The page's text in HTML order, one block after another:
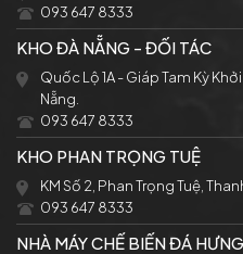
093 647 8333
KHO ĐÀ NẴNG - ĐỐI TÁC
Quốc Lộ 1A - Giáp Tam Kỳ
Nẵng.
093 647 8333
KHO PHAN TRỌNG TUỆ
KM Số 2, Phan Trọng Tuệ,
093 647 8333
NHÀ MÁY CHẾ BIẾN ĐÁ